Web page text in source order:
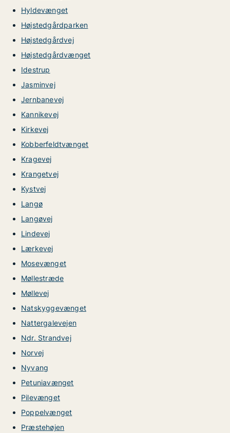
Hyldevænget
Højstedgårdparken
Højstedgårdvej
Højstedgårdvænget
Idestrup
Jasminvej
Jernbanevej
Kannikevej
Kirkevej
Kobberfeldtvænget
Kragevej
Krangetvej
Kystvej
Langø
Langøvej
Lindevej
Lærkevej
Mosevænget
Møllestræde
Møllevej
Natskyggevænget
Nattergalevejen
Ndr. Strandvej
Norvej
Nyvang
Petuniavænget
Pilevænget
Poppelvænget
Præstehøjen